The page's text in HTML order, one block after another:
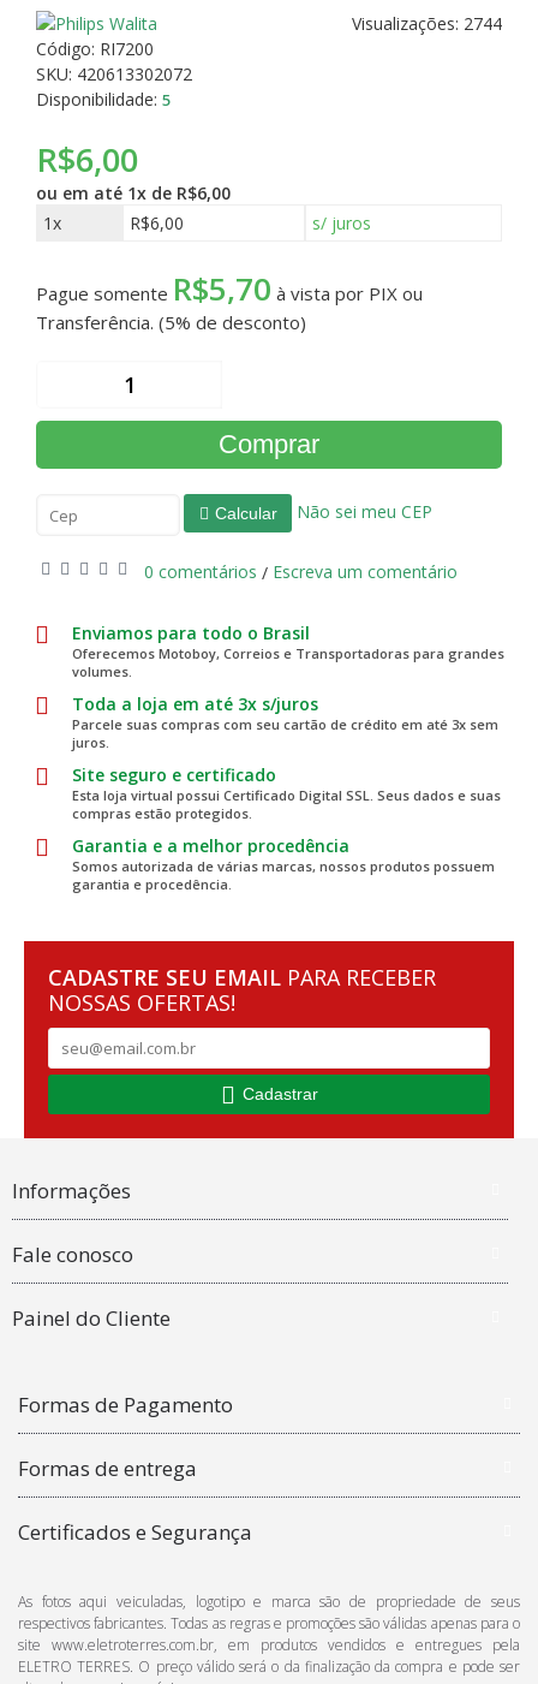
Visualizações: 2744
Código: RI7200
SKU: 420613302072
Disponibilidade: 5
R$6,00
ou em até 1x de R$6,00
1x
R$6,00 s/ juros
Pague somente R$5,70 à vista por PIX ou
Transferência. (5% de desconto)
Comprar
Calcular Não sei meu CEP
0 comentários / Escreva um comentário
Enviamos para todo o Brasil
Oferecemos Motoboy, Correios e Transportadoras para grandes
volumes.
Toda a loja em até 3x s/juros
Parcele suas compras com seu cartão de crédito em até 3x sem
juros.
Site seguro e certificado
Esta loja virtual possui Certificado Digital SSL. Seus dados e suas
compras estão protegidos.
Garantia e a melhor procedência
Somos autorizada de várias marcas, nossos produtos possuem
garantia e procedência.
CADASTRE SEU EMAIL PARA RECEBER
NOSSAS OFERTAS!
Cadastrar
Informações
Fale conosco
Painel do Cliente
Formas de Pagamento
Formas de entrega
Certificados e Segurança
As fotos aqui veiculadas, logotipo e marca são de propriedade de seus
respectivos fabricantes. Todas as regras e promoções são válidas apenas para o
site www.eletroterres.com.br, em produtos vendidos e entregues pela
ELETRO TERRES. O preço válido será o da finalização da compra e pode ser